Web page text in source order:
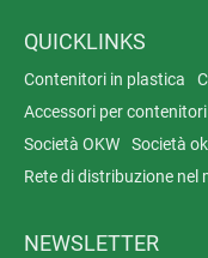
QUICKLINKS
Contenitori in plastica
Accessori per contenitori
Società OKW
Società
Rete di distribuzione nel
NEWSLETTER